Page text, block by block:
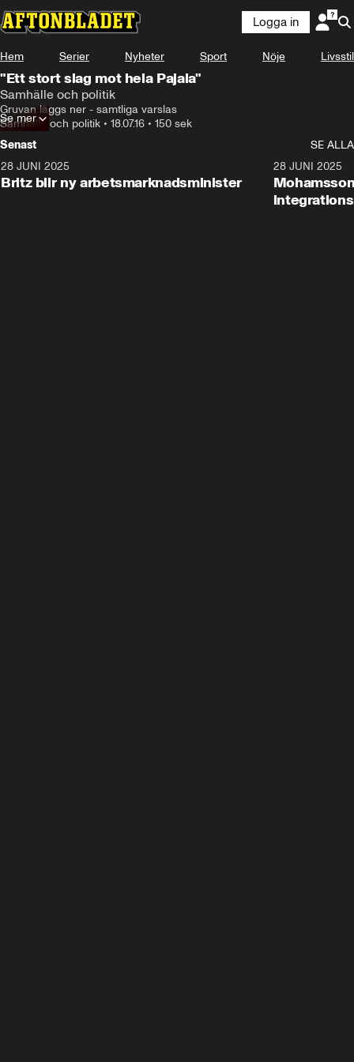
Logga in
Hem Serier Nyheter Sport Nöje Livsstil
"Ett stort slag mot hela Pajala"
Samhälle och politik
Gruvan läggs ner - samtliga varslas
Samhälle och politik • 18.07.16 • 150 sek
Se mer
Senast
SE ALLA
28 JUNI 2025
Britz blir ny arbetsmarknadsminister
28 JUNI 2025